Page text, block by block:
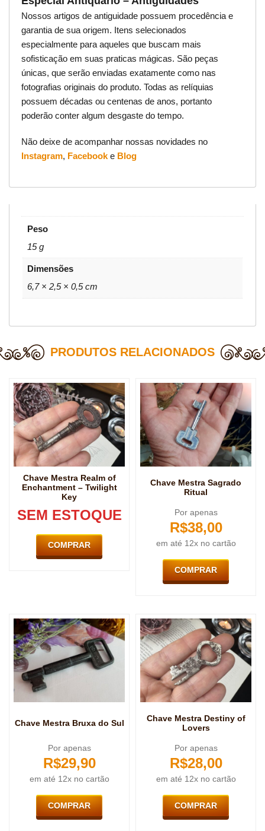
Nossos artigos de antiguidade possuem procedência e
garantia de sua origem. Itens selecionados
especialmente para aqueles que buscam mais
sofisticação em suas praticas mágicas. São peças
únicas, que serão enviadas exatamente como nas
fotografias originais do produto. Todas as relíquias
possuem décadas ou centenas de anos, portanto
poderão conter algum desgaste do tempo.
Não deixe de acompanhar nossas novidades no
Instagram, Facebook e Blog
Peso
15 g
Dimensões
6,7 × 2,5 × 0,5 cm
PRODUTOS RELACIONADOS
Chave Mestra Realm of
Enchantment – Twilight
Key
SEM ESTOQUE
COMPRAR
Chave Mestra Sagrado
Ritual
Por apenas
R$38,00
em até 12x no cartão
COMPRAR
Chave Mestra Bruxa do Sul
Por apenas
R$29,90
em até 12x no cartão
COMPRAR
Chave Mestra Destiny of
Lovers
Por apenas
R$28,00
em até 12x no cartão
COMPRAR